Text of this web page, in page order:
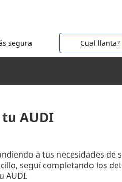
segura Cual llanta?
AUDI
a tus necesidades de
seguí completando los
AUDI.